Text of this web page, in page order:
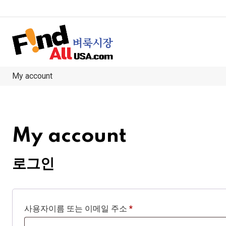
My account
My account
로그인
사용자이름 또는 이메일 주소 *